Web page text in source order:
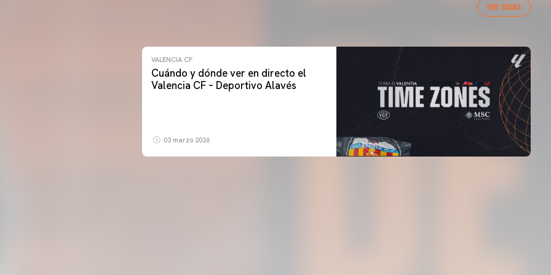
VER TODAS
VALENCIA CF
Cuándo y dónde ver en directo el
Valencia CF – Deportivo Alavés
03 marzo 2026